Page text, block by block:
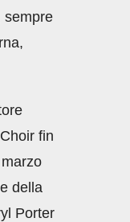
sempre
fin
della
Porter